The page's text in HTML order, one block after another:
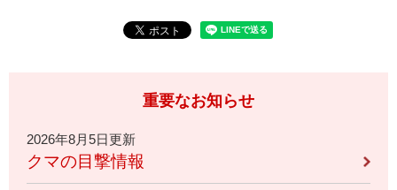
重要なお知らせ
2026年8月5日更新
クマの目撃情報